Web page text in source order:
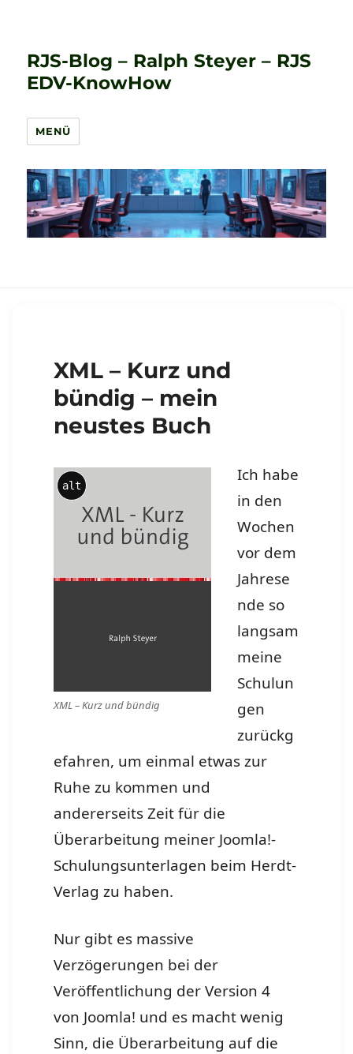
RJS-Blog – Ralph Steyer – RJS
EDV-KnowHow
MENÜ
XML – Kurz und
bündig – mein
neustes Buch
alt
XML – Kurz und bündig
Ich habe
in den
Wochen
vor dem
Jahrese
nde so
langsam
meine
Schulun
gen
zurückg
efahren, um einmal etwas zur
Ruhe zu kommen und
andererseits Zeit für die
Überarbeitung meiner Joomla!-
Schulungsunterlagen beim Herdt-
Verlag zu haben.
Nur gibt es massive
Verzögerungen bei der
Veröffentlichung der Version 4
von Joomla! und es macht wenig
Sinn, die Überarbeitung auf die